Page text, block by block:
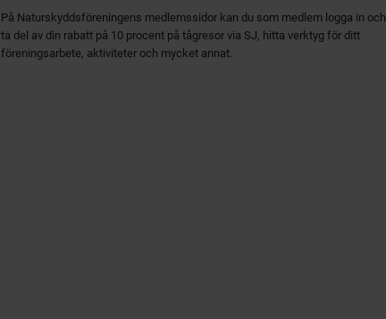
På Naturskyddsföreningens medlemssidor kan du som medlem logga in och
ta del av din rabatt på 10 procent på tågresor via SJ, hitta verktyg för ditt
föreningsarbete, aktiviteter och mycket annat.